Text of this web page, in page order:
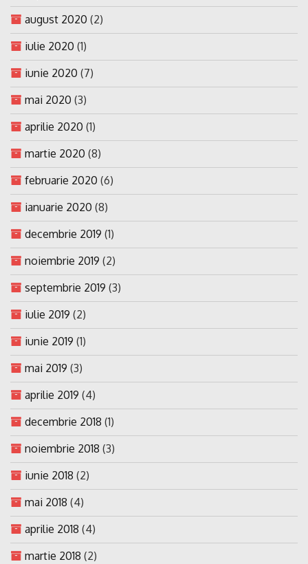
august 2020 (2)
iulie 2020 (1)
iunie 2020 (7)
mai 2020 (3)
aprilie 2020 (1)
martie 2020 (8)
februarie 2020 (6)
ianuarie 2020 (8)
decembrie 2019 (1)
noiembrie 2019 (2)
septembrie 2019 (3)
iulie 2019 (2)
iunie 2019 (1)
mai 2019 (3)
aprilie 2019 (4)
decembrie 2018 (1)
noiembrie 2018 (3)
iunie 2018 (2)
mai 2018 (4)
aprilie 2018 (4)
martie 2018 (2)